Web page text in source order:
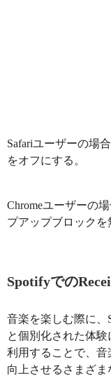
Safariユーザーの場
をオフにする。
Chromeユーザーの
プアップブロックを
Spotifyでの
音楽を楽しむ際に、
と個別化された体
利用することで、
向上させるさまざま